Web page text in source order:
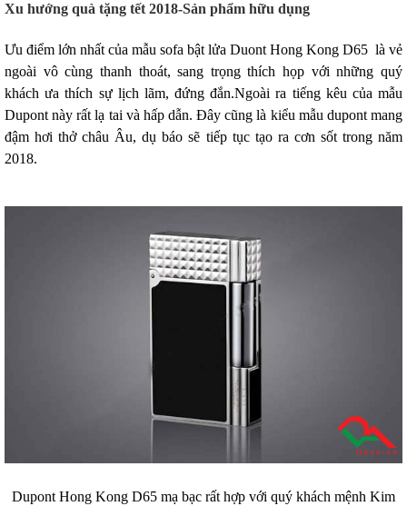
Xu hướng quà tặng tết 2018-Sản phẩm hữu dụng
Ưu điểm lớn nhất của mẫu sofa bật lửa Duont Hong Kong D65 là vẻ
ngoài vô cùng thanh thoát, sang trọng thích họp với những quý
khách ưa thích sự lịch lãm, đứng đắn.Ngoài ra tiếng kêu của mẫu
Dupont này rất lạ tai và hấp dẫn. Đây cũng là kiểu mẫu dupont mang
đậm hơi thở châu Âu, dụ báo sẽ tiếp tục tạo ra cơn sốt trong năm
2018.
Dupont Hong Kong D65 mạ bạc rất hợp với quý khách mệnh Kim